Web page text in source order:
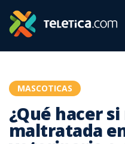
MASCOTICAS
¿Qué hacer
maltratada